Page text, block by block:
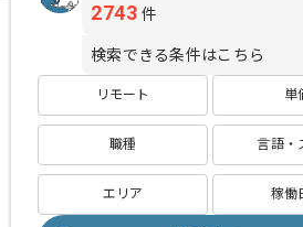
2743 件
検索できる条件はこちら
リモート 単
職種 言語・
エリア 稼働